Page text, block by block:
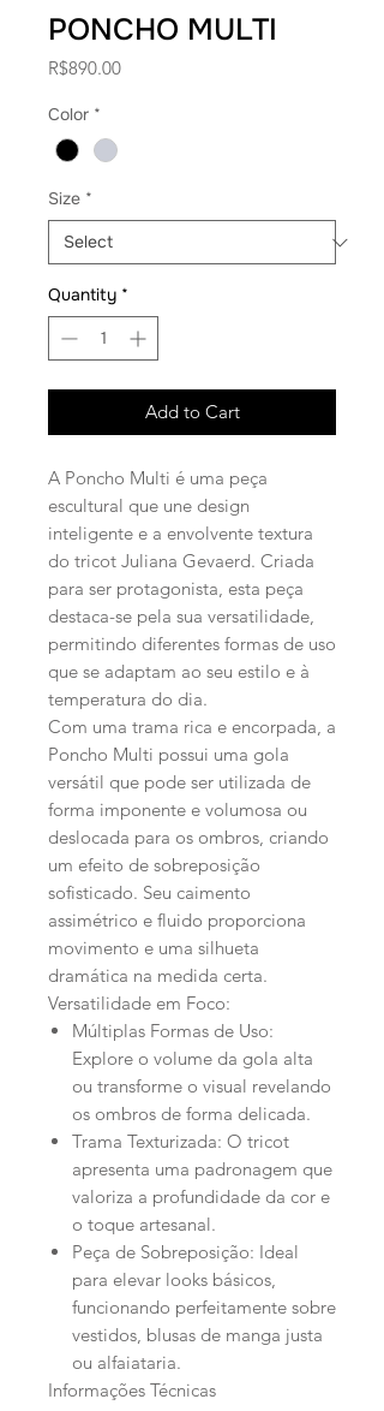
PONCHO MULTI
R$890.00Price
Color *
Size *
Quantity *
Add to Cart
A Poncho Multi é uma peça
escultural que une design
inteligente e a envolvente textura
do tricot Juliana Gevaerd. Criada
para ser protagonista, esta peça
destaca-se pela sua versatilidade,
permitindo diferentes formas de uso
que se adaptam ao seu estilo e à
temperatura do dia.
Com uma trama rica e encorpada, a
Poncho Multi possui uma gola
versátil que pode ser utilizada de
forma imponente e volumosa ou
deslocada para os ombros, criando
um efeito de sobreposição
sofisticado. Seu caimento
assimétrico e fluido proporciona
movimento e uma silhueta
dramática na medida certa.
Versatilidade em Foco:
Múltiplas Formas de Uso:
Explore o volume da gola alta
ou transforme o visual revelando
os ombros de forma delicada.
Trama Texturizada: O tricot
apresenta uma padronagem que
valoriza a profundidade da cor e
o toque artesanal.
Peça de Sobreposição: Ideal
para elevar looks básicos,
funcionando perfeitamente sobre
vestidos, blusas de manga justa
ou alfaiataria.
Informações Técnicas